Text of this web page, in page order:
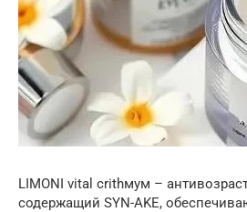
LIMONI vital crithмум –
содержащий SYN-AKE,